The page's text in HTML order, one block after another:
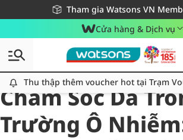
Tham gia Watsons VN
Miễn phí giao hàng cho đơn
Giao hàng nhanh 24h - Áp dụng khu
Cửa hàng & Dịch vụ
Thu thập thêm voucher hot tại Trạm Voucher
Thu thập thêm voucher hot tại Trạm
All
Chăm Sóc Cá Nhân
Chăm Sóc Da
Trường Ô